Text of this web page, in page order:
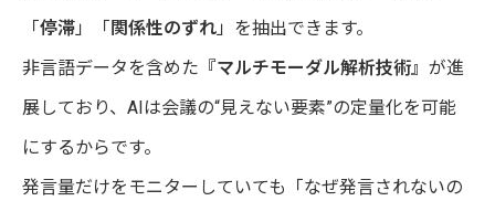
「停滞 」「 関係性のずれ 」を抽出できます。
非言語データを含めた 『マルチモーダル解析技術』 が進
展しており、AIは会議の“見えない要素”の定量化を可能
にするからです。
発言量だけをモニターしていても「なぜ発言されないの